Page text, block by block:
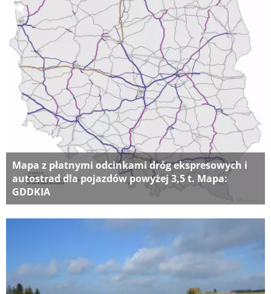
Mapa z płatnymi odcinkami dróg ekspresowych i
autostrad dla pojazdów powyżej 3,5 t. Mapa:
GDDKIA